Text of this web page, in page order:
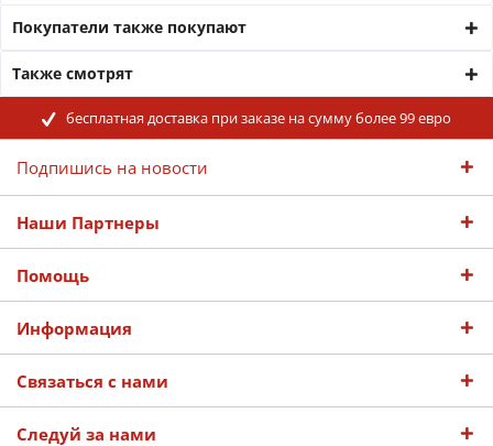
Покупатели также покупают
Также смотрят
бесплатная доставка при заказе на сумму более 99 евро
Подпишись на новости
Наши Партнеры
Помощь
Информация
Связаться с нами
Следуй за нами